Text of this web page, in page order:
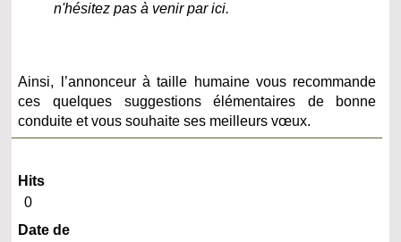
n'hésitez pas à venir par ici.
Ainsi, l’annonceur à taille humaine vous recommande
ces quelques suggestions élémentaires de bonne
conduite et vous souhaite ses meilleurs vœux.
Hits
0
Date de